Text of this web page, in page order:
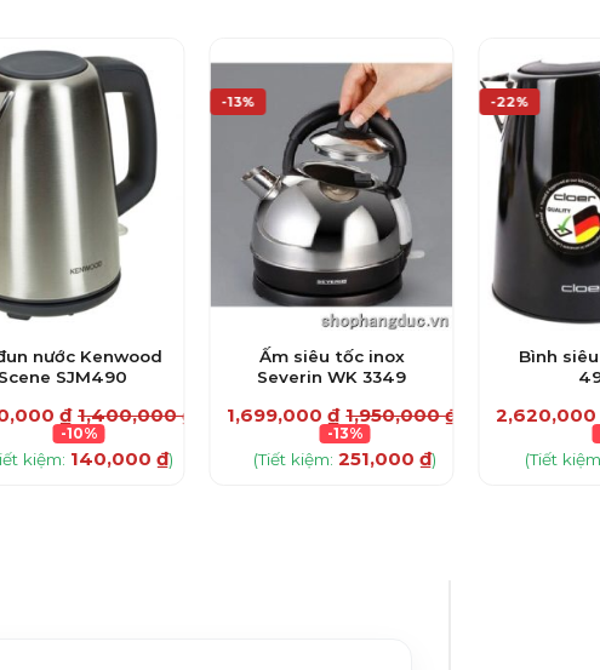
nước Kenwood
Scene SJM490
₫ 1,400,000₫
-10%
kiệm: 140,000 ₫)
-13%
Ấm siêu tốc inox
Severin WK 3349
1,699,000₫ 1,950,000₫
-13%
(Tiết kiệm:251,000₫)
-22%
Bình
(Tiết